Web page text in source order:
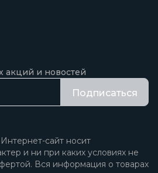
акций и новостей
Подписаться
сайт носит
и ни при каких условиях не
Вся информация о товарах